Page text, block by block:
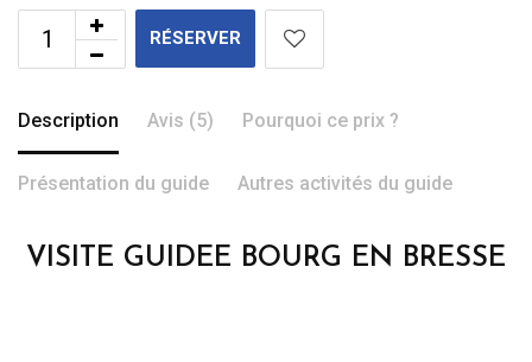
RÉSERVER
Description Avis (5) Pourquoi ce prix ?
Présentation du guide Autres activités du guide
VISITE GUIDEE BOURG EN BRESSE